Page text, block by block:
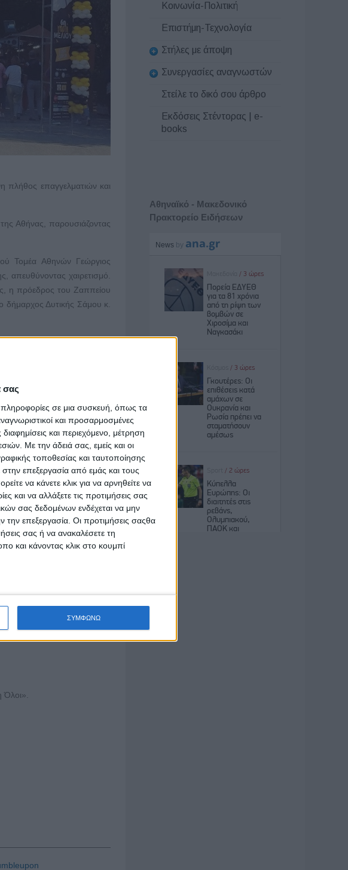
σας
σε μια συσκευή, όπως τα
και προσαρμοσμένες
και περιεχόμενο, μέτρηση
Με την άδειά σας, εμείς και οι
τοποθεσίας και ταυτοποίησης
επεξεργασία από εμάς και τους
να κάνετε κλικ για να αρνηθείτε να
και να αλλάξετε τις προτιμήσεις σας
σας δεδομένων ενδέχεται να μην
την επεξεργασία. Οι προτιμήσεις σαςθα
σας ή να ανακαλέσετε τη
και κάνοντας κλικ στο κουμπί
ΣΥΜΦΩΝΩ
πλήθος επαγγελματιών και
Αθήνας, παρουσιάζοντας
Τομέα Αθηνών Γεώργιος
απευθύνοντας χαιρετισμό.
η πρόεδρος του Ζαππείου
δήμαρχος Δυτικής Σάμου κ.
Υπουργείου Αγροτικής
20 παραγωγοί τοπικών
έκθεσης.
προσκαλεί σε ένα ταξίδι
Αλμυρές και γλυκές
πιο γραφικές περιοχές της
μας ετοιμάζουν χοιρινά
που θα ξεκινήσει στις
Όλοι».
Κοινωνία-Πολιτική
Επιστήμη-Τεχνολογία
Στήλες με άποψη
Συνεργασίες αναγνωστών
Στείλε το δικό σου άρθρο
Εκδόσεις Στέντορας | e-
books
Αθηναϊκό - Μακεδονικό
Πρακτορείο Ειδήσεων